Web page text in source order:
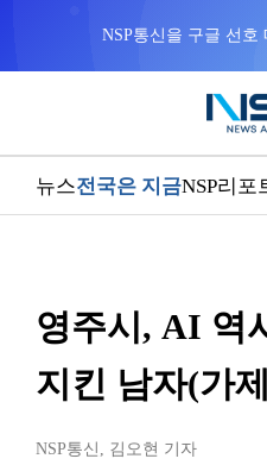
“우리는 독자가 구독
뉴스전국은 지금NSP리포
영주시, AI 역
지킨 남자(가
NSP통신 , 김오현 기자